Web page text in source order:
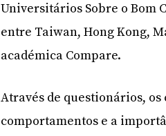
Universitários Sobre o Bom
entre Taiwan, Hong Kong,
académica Compare.
Através de questionários,
comportamentos e a